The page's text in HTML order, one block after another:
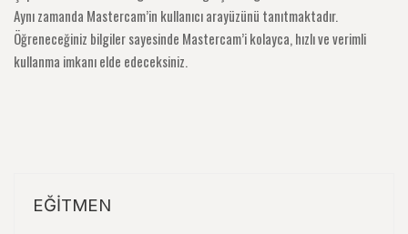
Aynı zamanda Mastercam’in kullanıcı arayüzünü tanıtmaktadır.
Öğreneceğiniz bilgiler sayesinde Mastercam’i kolayca, hızlı ve verimli
kullanma imkanı elde edeceksiniz.
EĞITMEN